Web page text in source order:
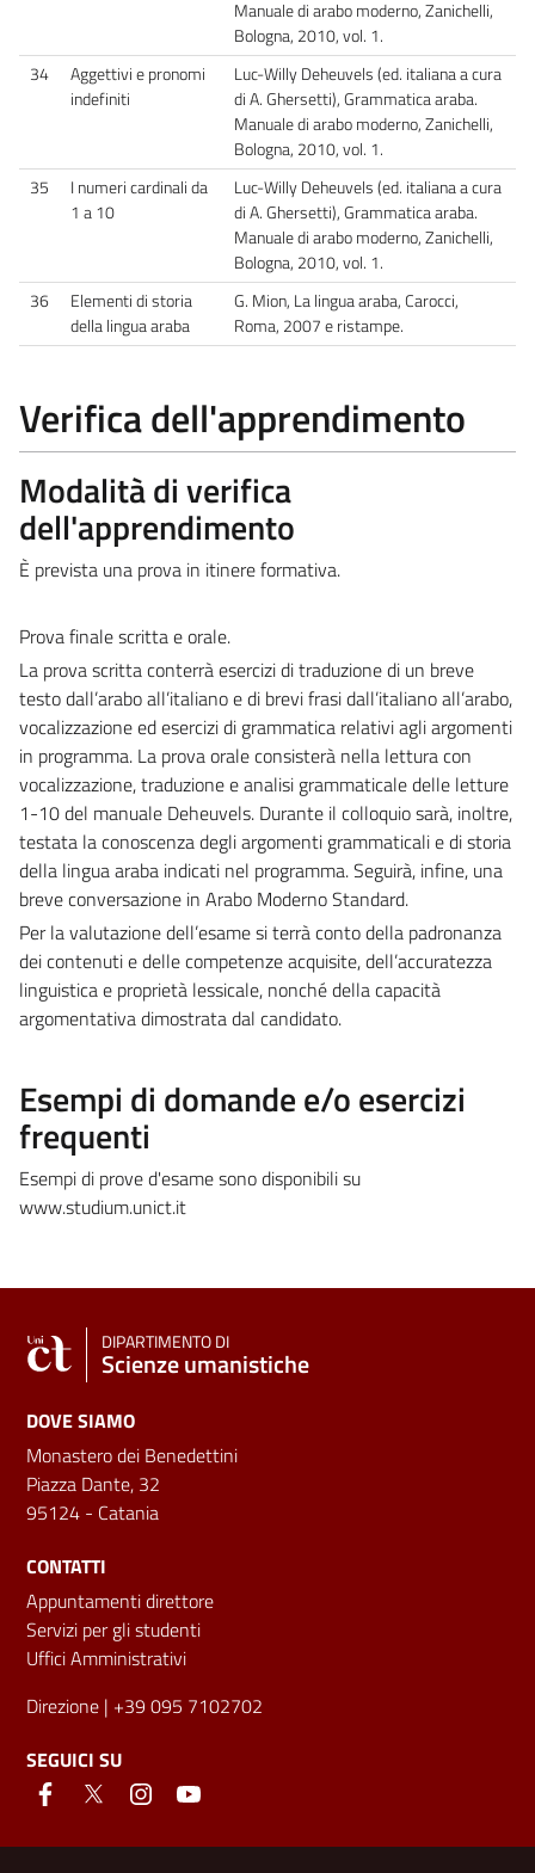
Manuale di arabo moderno, Zanichelli,
Bologna, 2010, vol. 1.
34
Aggettivi e pronomi
indefiniti
Luc-Willy Deheuvels (ed. italiana a cura
di A. Ghersetti), Grammatica araba.
Manuale di arabo moderno, Zanichelli,
Bologna, 2010, vol. 1.
35
I numeri cardinali da
1 a 10
Luc-Willy Deheuvels (ed. italiana a cura
di A. Ghersetti), Grammatica araba.
Manuale di arabo moderno, Zanichelli,
Bologna, 2010, vol. 1.
36
Elementi di storia
della lingua araba
G. Mion, La lingua araba, Carocci,
Roma, 2007 e ristampe.
Verifica dell'apprendimento
Modalità di verifica
dell'apprendimento
È prevista una prova in itinere formativa.
Prova finale scritta e orale.
La prova scritta conterrà esercizi di traduzione di un breve
testo dall’arabo all’italiano e di brevi frasi dall’italiano all’arabo,
vocalizzazione ed esercizi di grammatica relativi agli argomenti
in programma. La prova orale consisterà nella lettura con
vocalizzazione, traduzione e analisi grammaticale delle letture
1-10 del manuale Deheuvels. Durante il colloquio sarà, inoltre,
testata la conoscenza degli argomenti grammaticali e di storia
della lingua araba indicati nel programma. Seguirà, infine, una
breve conversazione in Arabo Moderno Standard.
Per la valutazione dell’esame si terrà conto della padronanza
dei contenuti e delle competenze acquisite, dell’accuratezza
linguistica e proprietà lessicale, nonché della capacità
argomentativa dimostrata dal candidato.
Esempi di domande e/o esercizi
frequenti
Esempi di prove d'esame sono disponibili su
www.studium.unict.it
DIPARTIMENTO DI
Scienze umanistiche
DOVE SIAMO
Monastero dei Benedettini
Piazza Dante, 32
95124 - Catania
CONTATTI
Appuntamenti direttore
Servizi per gli studenti
Uffici Amministrativi
Direzione | +39 095 7102702
SEGUICI SU